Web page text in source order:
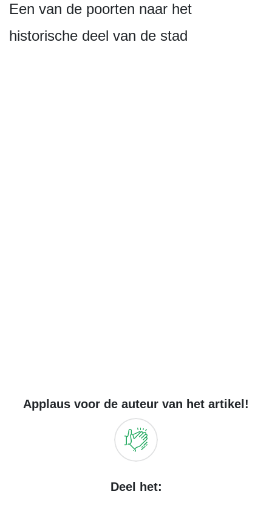
Een van de poorten naar het
historische deel van de stad
Applaus voor de auteur van het artikel!
Deel het: